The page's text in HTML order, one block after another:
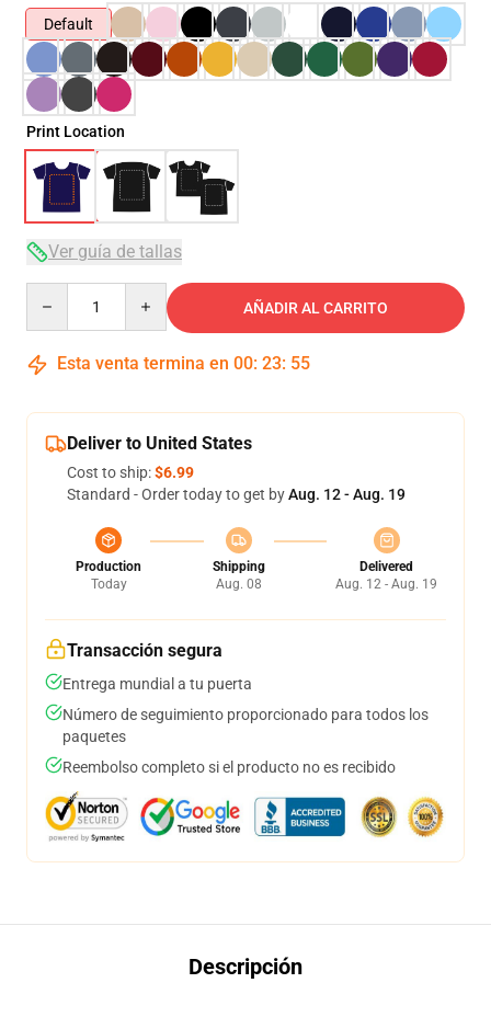
Default
Print Location
Ver guía de tallas
AÑADIR AL CARRITO
Esta venta termina en 00: 23: 54
Deliver to United States
Cost to ship:$6.99
Standard - Order today to get byAug. 12 - Aug. 19
Production
Today
Shipping
Aug. 08
Delivered
Aug. 12 - Aug. 19
Transacción segura
Entrega mundial a tu puerta
Número de seguimiento proporcionado para todos los
paquetes
Reembolso completo si el producto no es recibido
Descripción